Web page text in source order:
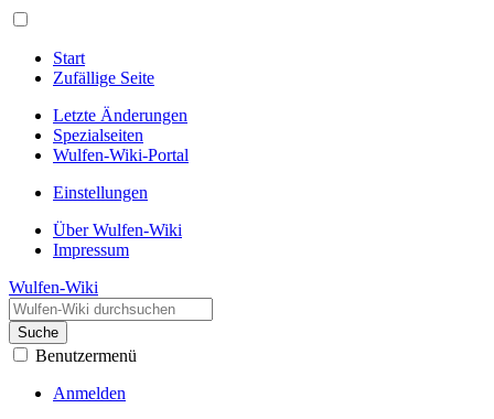
Start
Zufällige Seite
Letzte Änderungen
Spezialseiten
Wulfen-Wiki-Portal
Einstellungen
Über Wulfen-Wiki
Impressum
Wulfen-Wiki
Suche
Benutzermenü
Anmelden